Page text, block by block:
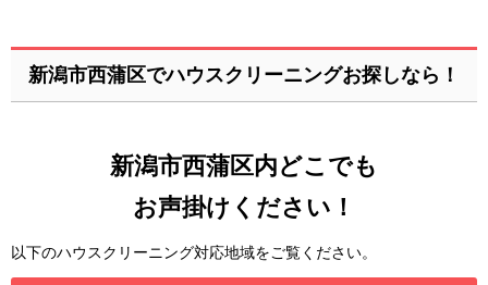
新潟市西蒲区でハウスクリーニングお探しなら！
新潟市西蒲区内どこでも
お声掛けください！
以下のハウスクリーニング対応地域をご覧ください。